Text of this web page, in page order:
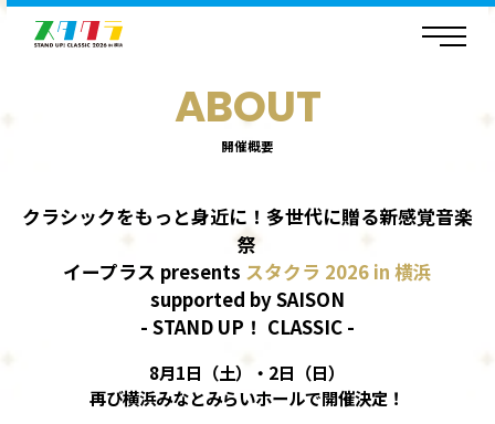
ピアソラの総て
ーALL ABOUT PIAZZOLLAー
石井琢磨 Produce PIANO CLOVER
出演者
チケット情報
ーバルトークを追ってー
TOP
演奏予定曲
チケット情報
シンフォニック・メモリーズ
演奏予定曲
石井琢磨 Produce 格付けクラシック
ABOUT
開催概要
クラシックをもっと身近に！多世代に贈る新感覚音楽
祭
イープラス presents スタクラ 2026 in 横浜
supported by SAISON
- STAND UP！ CLASSIC -
8月1日（土）・2日（日）
再び横浜みなとみらいホールで開催決定！